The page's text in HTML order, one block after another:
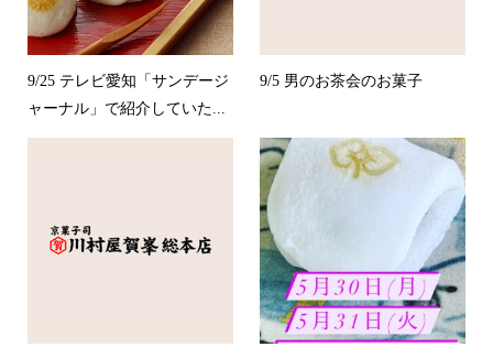
9/25 テレビ愛知「サンデージ
ャーナル」で紹介していた...
9/5 男のお茶会のお菓子